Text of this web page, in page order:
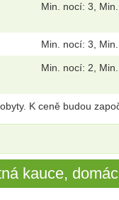
Min. nocí: 3,
Min. nocí: 3,
Min. nocí: 2,
K ceně budou
kauce,